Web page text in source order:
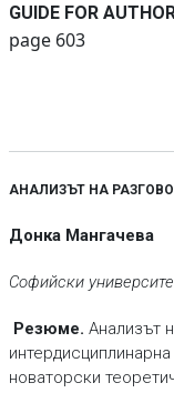
GUIDE FOR
page 603
АНАЛИЗЪТ НА
Донка Мангачева
Софийски
Резюме. Aнализът
новаторски